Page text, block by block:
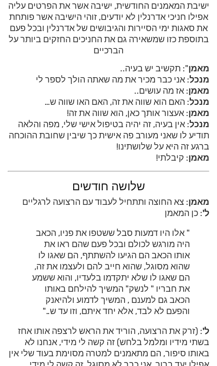
ישיבת המאמנים החודשית, ישיבה אשר את הפרטים עליה
אפילו חניכי אדרנלין לא יודעים, זוהי הישיבה אשר פותחת
את סאגות ימי הסיירות והגיבושים של אדרנלין ובכל פעם
בתוספת כזו שמשאירה גם את החניכים החזקים ביותר על
הברכיים
מאמן": תקשיב יש בעיה..
מנכל: אני כבר מכיר את מה שאתה הולך לספר לי
מאמן: אז מה עושים..
מנכל: האם הוא שווה את זה, האם האו שווה ש…
מאמן: אעצור אותך כאן, הוא שווה את זה!
מנכל: אין בעיה, זה יהיה בטיפול אישי שלי, מפה והלאה
תודיע לו שאני מעורב פה אישית כך שיבין שחובת ההוכחה
ברגע זה היא על שלושתינו!
מאמן: קיבלתי!
שלושה חודשים
מאמן: צא החוצה ותתחיל לעבוד עם הרצועה לרגליים
ל': כן המאמן
" אלו היו דמעות סבל ששטפו את פניו, הכאב
היה מורגש לכולם ובכל פעם שהם ראו את
אותו הכאב הם הגיעו להשתתף, הם שאגו לו
שהוא מסוגל, שהוא חייב להם ולעצמו את זה,
הם שאגו לו שלא יתקדמו בלעדיו, והוא ששמע
את חבריו " לנשק" המשיך להילחם באותו
הכאב גם למענם , המשיך לדמוע ולהיאנק
והפעם לא לבד, אלא יחד איתם, וזו עד ש.."
ל': (זרק את הרצועה, הוריד את הראש לרצפה אותו אחז
בשתי מידיו ומלמל בלחש) זה קשה לי מידי, אנחנו לא
באותו סיפור, הם מתאמנים למטרה מסוימת בעוד שלי אין